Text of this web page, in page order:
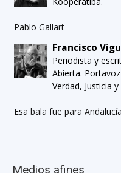
Pablo Gallart
Francisco
Periodista y
Abierta.
Verdad, Justicia
Esa bala fue para
Medios afines